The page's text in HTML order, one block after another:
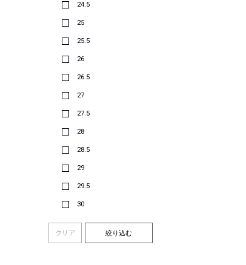
24.5
25
25.5
26
26.5
27
27.5
28
28.5
29
29.5
30
クリア 絞り込む